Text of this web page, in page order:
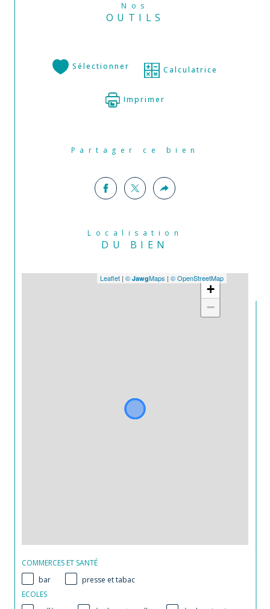
Nos
OUTILS
Sélectionner Calculatrice
Imprimer
Partager ce bien
Localisation
DU BIEN
+
−
Leaflet | © JawgMaps | © OpenStreetMap
COMMERCES ET SANTÉ
bar
presse et tabac
ECOLES